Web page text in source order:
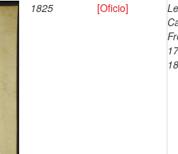
1825 [Oficio]